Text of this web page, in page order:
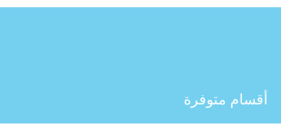
أقسام متوفرة